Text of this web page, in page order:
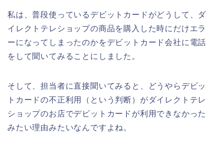
私は、普段使っているデビットカードがどうして、ダ
イレクトテレショップの商品を購入した時にだけエラ
ーになってしまったのかをデビットカード会社に電話
をして聞いてみることにしました。
そして、担当者に直接聞いてみると、どうやらデビッ
トカードの不正利用（という判断）がダイレクトテレ
ショップのお店でデビットカードが利用できなかった
みたい理由みたいなんですよね。